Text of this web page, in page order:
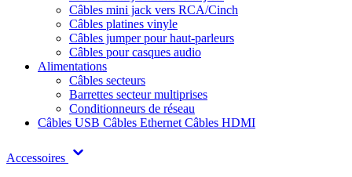
Câbles mini jack vers RCA/Cinch
Câbles platines vinyle
Câbles jumper pour haut-parleurs
Câbles pour casques audio
Alimentations
Câbles secteurs
Barrettes secteur multiprises
Conditionneurs de réseau
Câbles USB Câbles Ethernet Câbles HDMI
Accessoires